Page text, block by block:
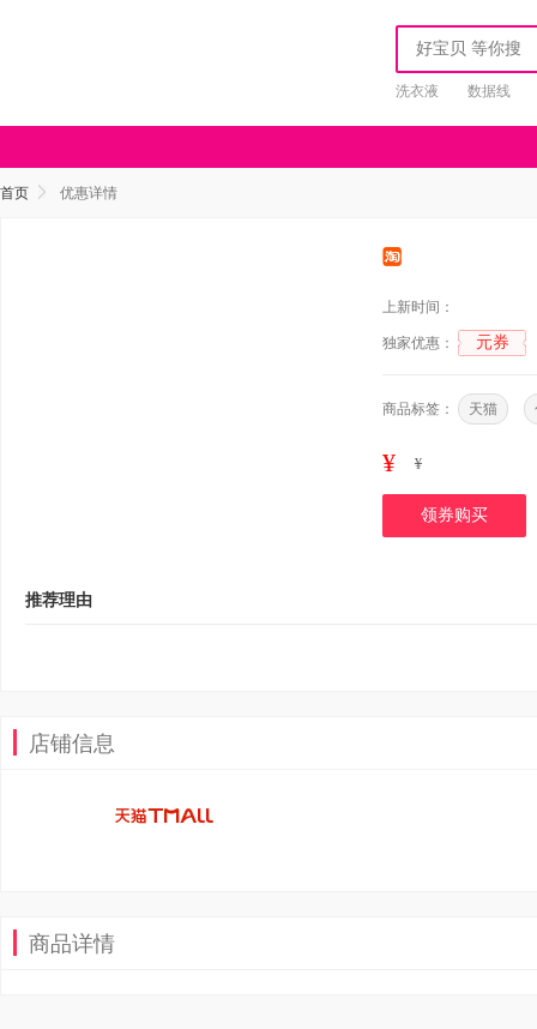
洗衣液 数据线
首页 优惠详情
上新时间：
独家优惠： 元券
商品标签： 天猫
¥ ¥
领券购买
推荐理由
店铺信息
商品详情